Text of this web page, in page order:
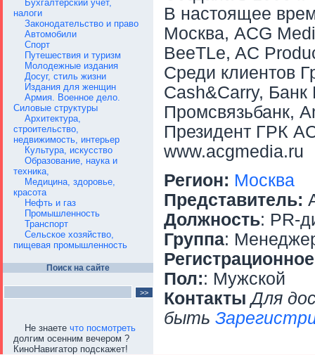
Бухгалтерский учет,
налоги
Законодательство и право
Автомобили
Спорт
Путешествия и туризм
Молодежные издания
Досуг, стиль жизни
Издания для женщин
Армия. Военное дело.
Силовые структуры
Архитектура,
строительство,
недвижимость, интерьер
Культура, искусство
Образование, наука и
техника,
Медицина, здоровье,
красота
Нефть и газ
Промышленность
Транспорт
Сельское хозяйство,
пищевая промышленность
Поиск на сайте
Не знаете что посмотреть
долгим осенним вечером ?
КиноНавигатор подскажет!
В настоящее
Москва, ACG
BeeTLe, AC
Среди клиентов
Cash&Carry,
Промсвязьбанк,
Президент ГРК
www.acgmedia.ru
Регион: Москва
Представитель:
Должность: PR-
Группа:
Пол:: Мужской
Контакты Для
быть